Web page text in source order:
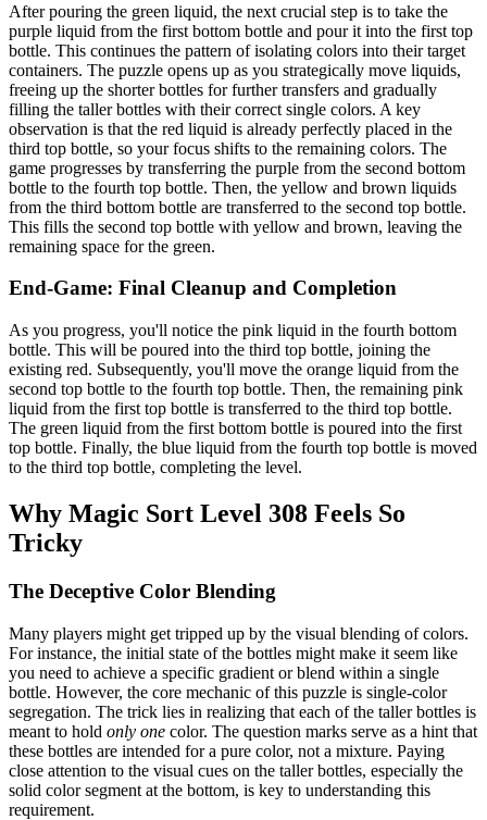
After pouring the green liquid, the next crucial step is to take the
purple liquid from the first bottom bottle and pour it into the first top
bottle. This continues the pattern of isolating colors into their target
containers. The puzzle opens up as you strategically move liquids,
freeing up the shorter bottles for further transfers and gradually
filling the taller bottles with their correct single colors. A key
observation is that the red liquid is already perfectly placed in the
third top bottle, so your focus shifts to the remaining colors. The
game progresses by transferring the purple from the second bottom
bottle to the fourth top bottle. Then, the yellow and brown liquids
from the third bottom bottle are transferred to the second top bottle.
This fills the second top bottle with yellow and brown, leaving the
remaining space for the green.
End-Game: Final Cleanup and Completion
As you progress, you'll notice the pink liquid in the fourth bottom
bottle. This will be poured into the third top bottle, joining the
existing red. Subsequently, you'll move the orange liquid from the
second top bottle to the fourth top bottle. Then, the remaining pink
liquid from the first top bottle is transferred to the third top bottle.
The green liquid from the first bottom bottle is poured into the first
top bottle. Finally, the blue liquid from the fourth top bottle is moved
to the third top bottle, completing the level.
Why Magic Sort Level 308 Feels So
Tricky
The Deceptive Color Blending
Many players might get tripped up by the visual blending of colors.
For instance, the initial state of the bottles might make it seem like
you need to achieve a specific gradient or blend within a single
bottle. However, the core mechanic of this puzzle is single-color
segregation. The trick lies in realizing that each of the taller bottles is
meant to hold only one color. The question marks serve as a hint that
these bottles are intended for a pure color, not a mixture. Paying
close attention to the visual cues on the taller bottles, especially the
solid color segment at the bottom, is key to understanding this
requirement.